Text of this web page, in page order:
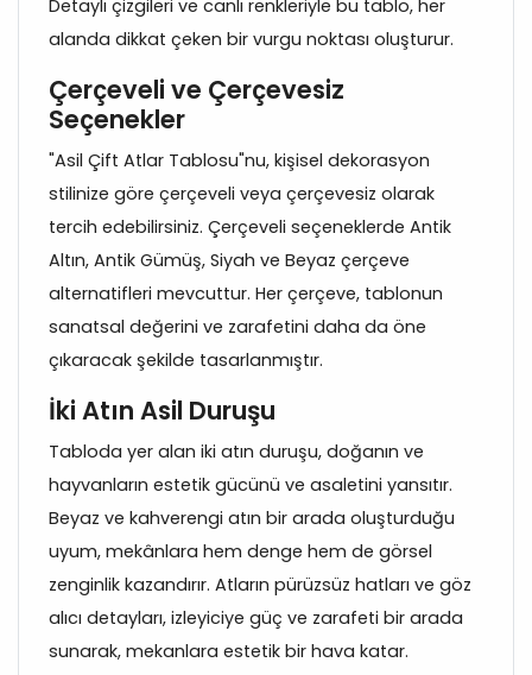
Detaylı çizgileri ve canlı renkleriyle bu tablo, her
alanda dikkat çeken bir vurgu noktası oluşturur.
Çerçeveli ve Çerçevesiz
Seçenekler
"Asil Çift Atlar Tablosu"nu, kişisel dekorasyon
stilinize göre çerçeveli veya çerçevesiz olarak
tercih edebilirsiniz. Çerçeveli seçeneklerde Antik
Altın, Antik Gümüş, Siyah ve Beyaz çerçeve
alternatifleri mevcuttur. Her çerçeve, tablonun
sanatsal değerini ve zarafetini daha da öne
çıkaracak şekilde tasarlanmıştır.
İki Atın Asil Duruşu
Tabloda yer alan iki atın duruşu, doğanın ve
hayvanların estetik gücünü ve asaletini yansıtır.
Beyaz ve kahverengi atın bir arada oluşturduğu
uyum, mekânlara hem denge hem de görsel
zenginlik kazandırır. Atların pürüzsüz hatları ve göz
alıcı detayları, izleyiciye güç ve zarafeti bir arada
sunarak, mekanlara estetik bir hava katar.